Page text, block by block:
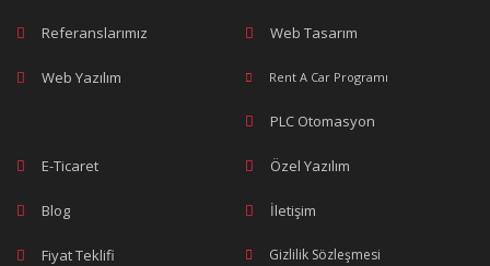
Referanslarımız Web Tasarım
Web Yazılım Rent A Car Programı
PLC Otomasyon
E-Ticaret Özel Yazılım
Blog İletişim
Fiyat Teklifi
Gizlilik Sözleşmesi